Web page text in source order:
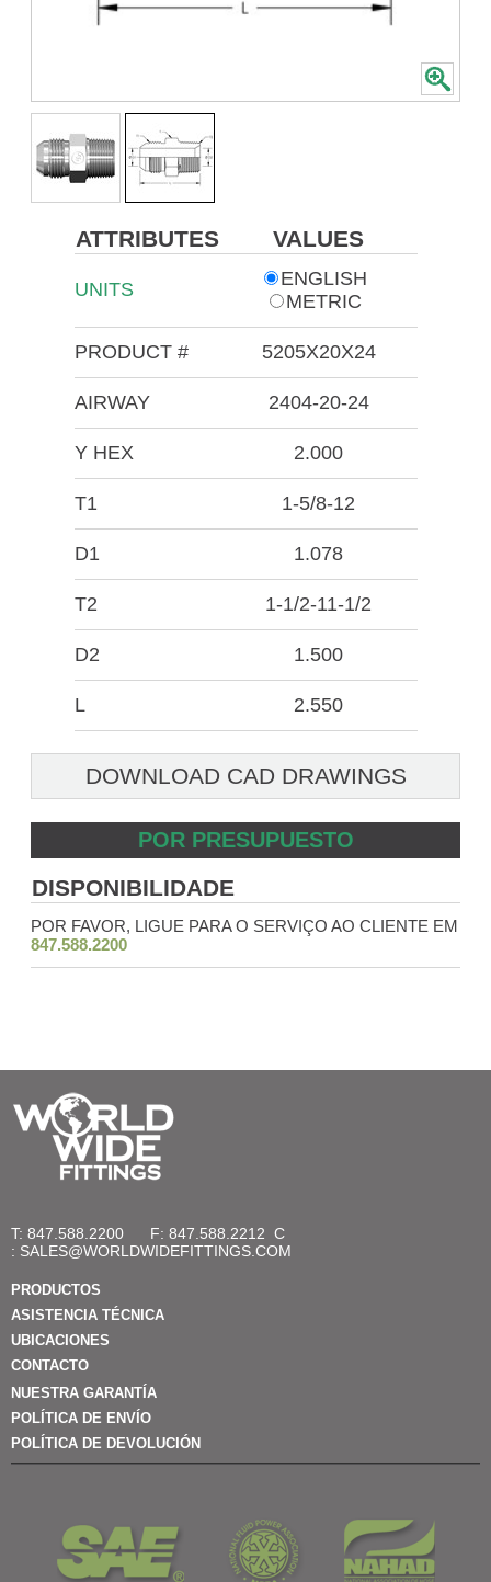
ATTRIBUTES VALUES
UNITS
ENGLISH
METRIC
PRODUCT # 5205X20X24
AIRWAY 2404-20-24
Y HEX 2.000
T1 1-5/8-12
D1 1.078
T2 1-1/2-11-1/2
D2 1.500
L 2.550
DOWNLOAD CAD DRAWINGS
POR PRESUPUESTO
DISPONIBILIDADE
POR FAVOR, LIGUE PARA O SERVIÇO AO CLIENTE EM
847.588.2200
T: 847.588.2200 F: 847.588.2212 C
: SALES@WORLDWIDEFITTINGS.COM
PRODUCTOS
ASISTENCIA TÉCNICA
UBICACIONES
CONTACTO
NUESTRA GARANTÍA
POLÍTICA DE ENVÍO
POLÍTICA DE DEVOLUCIÓN